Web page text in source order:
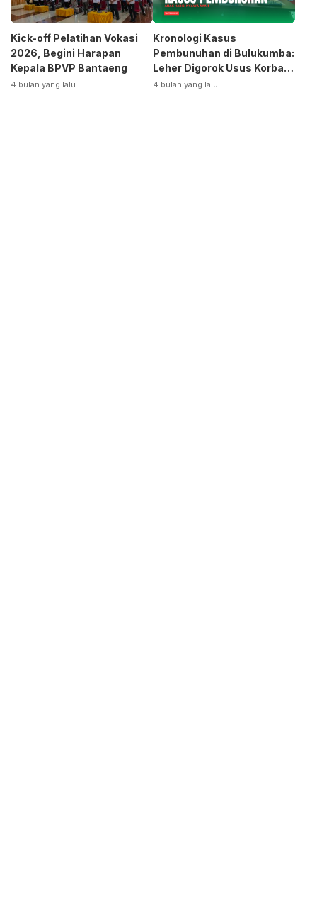
Kick-off Pelatihan Vokasi
2026, Begini Harapan
Kepala BPVP Bantaeng
4 bulan yang lalu
Kronologi Kasus
Pembunuhan di Bulukumba:
Leher Digorok Usus Korban
Dikeluarkan
4 bulan yang lalu